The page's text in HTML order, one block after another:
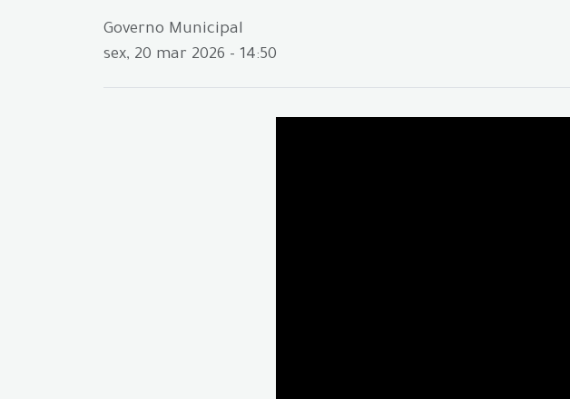
Governo Municipal
sex, 20 mar 2026 - 14:50